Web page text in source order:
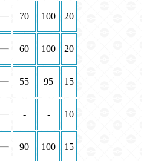
70 100 20
60 100 20
55 95 15
- - 10
90 100 15